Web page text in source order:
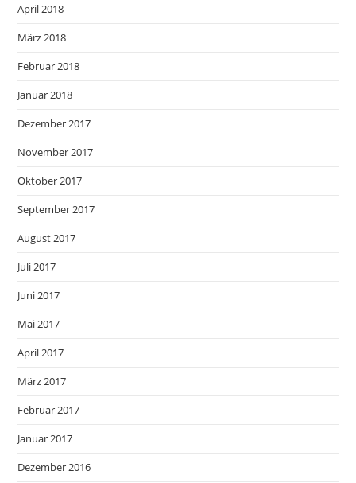
April 2018
März 2018
Februar 2018
Januar 2018
Dezember 2017
November 2017
Oktober 2017
September 2017
August 2017
Juli 2017
Juni 2017
Mai 2017
April 2017
März 2017
Februar 2017
Januar 2017
Dezember 2016